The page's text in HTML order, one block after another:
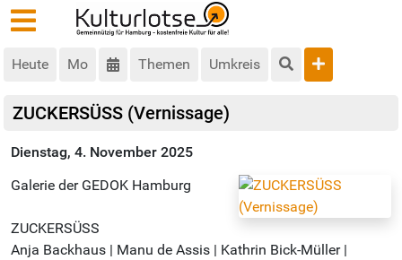
Heute Mo Themen Umkreis
ZUCKERSÜSS (Vernissage)
Dienstag, 4. November 2025
Galerie der GEDOK Hamburg
ZUCKERSÜSS
Anja Backhaus | Manu de Assis | Kathrin Bick-Müller |